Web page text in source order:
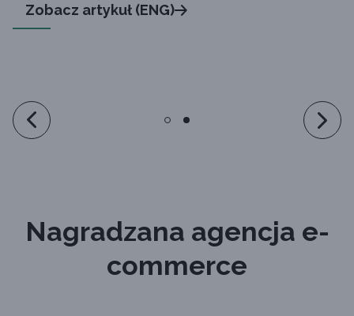
Zobacz artykuł (ENG)
Nagradzana agencja e-
commerce